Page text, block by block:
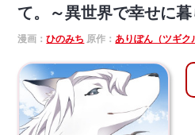
て。～異世界で幸せに暮
漫画：ひのみち 原作：ありぽん（ツギク